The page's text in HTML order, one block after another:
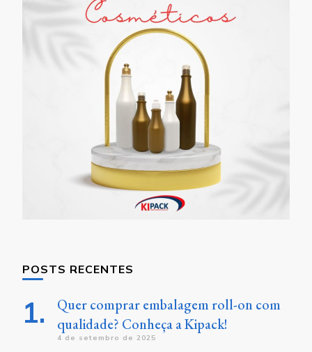
POSTS RECENTES
Quer comprar embalagem roll-on com
qualidade? Conheça a Kipack!
4 de setembro de 2025